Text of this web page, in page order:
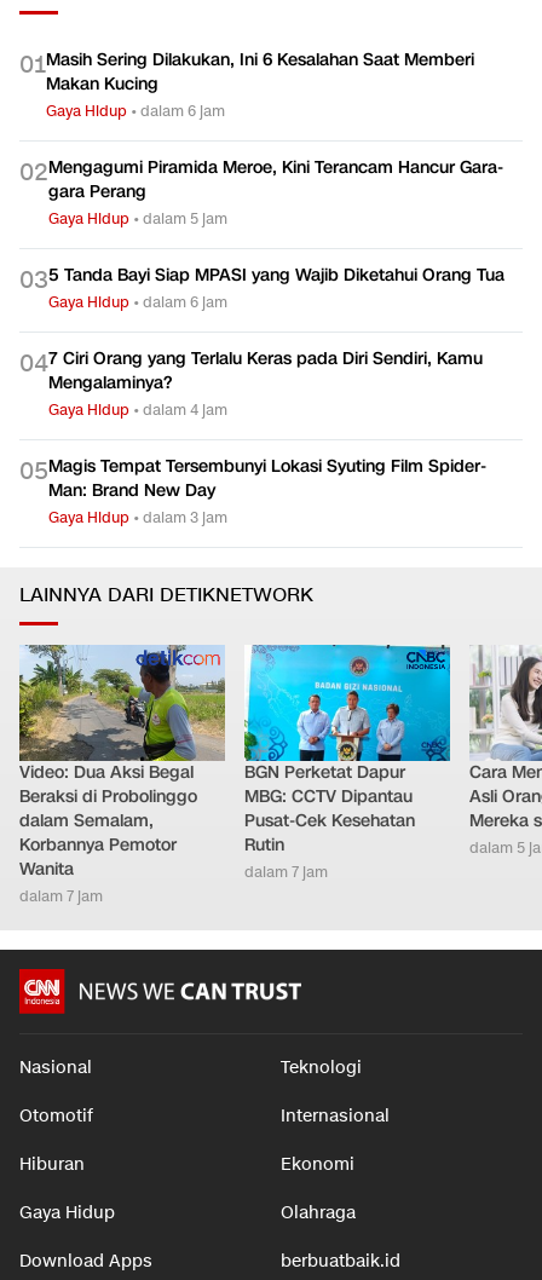
01Masih Sering Dilakukan, Ini 6 Kesalahan Saat Memberi
Makan Kucing
Gaya Hidup •dalam 6 jam
02Mengagumi Piramida Meroe, Kini Terancam Hancur Gara-
gara Perang
Gaya Hidup •dalam 5 jam
035 Tanda Bayi Siap MPASI yang Wajib Diketahui Orang Tua
Gaya Hidup •dalam 6 jam
047 Ciri Orang yang Terlalu Keras pada Diri Sendiri, Kamu
Mengalaminya?
Gaya Hidup •dalam 4 jam
05Magis Tempat Tersembunyi Lokasi Syuting Film Spider-
Man: Brand New Day
Gaya Hidup •dalam 3 jam
LAINNYA DARI DETIKNETWORK
Video: Dua Aksi Begal
Beraksi di Probolinggo
dalam Semalam,
Korbannya Pemotor
Wanita
dalam 7 jam
BGN Perketat Dapur
MBG: CCTV Dipantau
Pusat-Cek Kesehatan
Rutin
dalam 7 jam
Cara
Asli
Mereka
dalam 5
Nasional Teknologi
Otomotif Internasional
Hiburan Ekonomi
Gaya Hidup Olahraga
Download Apps berbuatbaik.id